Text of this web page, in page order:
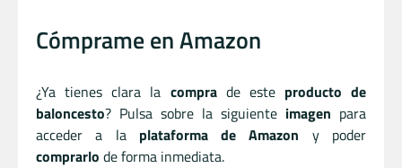
Cómprame en Amazon
¿Ya tienes clara la comprade este producto de
baloncesto? Pulsa sobre la siguiente imagen para
acceder a la plataforma de Amazon y poder
comprarlo de forma inmediata.